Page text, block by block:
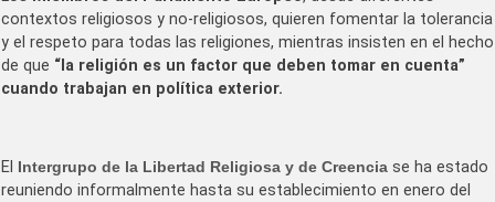
contextos religiosos y no-religiosos, quieren fomentar la tolerancia
y el respeto para todas las religiones, mientras insisten en el hecho
de que “la religión es un factor que deben tomar en cuenta”
cuando trabajan en política exterior.
El Intergrupo de la Libertad Religiosa y de Creencia se ha estado
reuniendo informalmente hasta su establecimiento en enero del